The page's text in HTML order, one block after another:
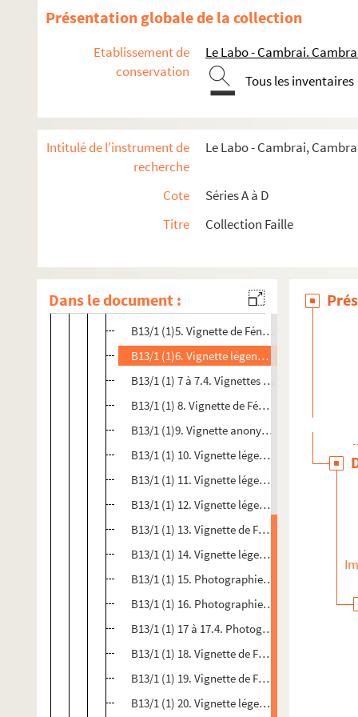
Présentation globale de la collection
Etablissement de
conservation
Le Labo - Cambrai.
Tous les inventaires
Intitulé de l'instrument de
recherche
Le Labo - Cambrai,
Cote
Séries A à D
Titre
Collection Faille
Dans le document :
B8. Pièces concernant l'édition du Télémaque de
B9. Pièces concernant le marquis de Fénelon,
B10. Pièces concernant le marquis de Fénelon,
B11. Pièces concernant l'iconographie autour de
B12. Pièces concernant l'iconographie autour de
B13. Pièces concernant l'iconographie autour de
B13/1. Divers types de représentations autour de
B13/1 (1). Vignettes de Fénelon
B13/1 ( 1 )1. Vignettes représentant Fénelon,
B13/1 ( 1) 3 à 3 bis. Vignettes de Fénelon
B13/1 (1)4. Vignette de Fénelon gravée par
B13/1 (1)5. Vignette de Fénelon gravée par
B13/1 (1)6. Vignette légendée de Fénelon
B13/1 (1) 7 à 7.4. Vignettes légendées de
B13/1 (1) 8. Vignette de Fénelon gravée par
B13/1 (1)9. Vignette anonyme de Fénelon
B13/1 (1) 10. Vignette légendée de Fénelon
B13/1 (1) 11. Vignette légendée et anonyme de
B13/1 (1) 12. Vignette légendée de Fénelon
B13/1 (1) 13. Vignette de Fénelon gravée par
B13/1 (1) 14. Vignette légendée de Fénelon
B13/1 (1) 15. Photographie d'un portrait
B13/1 (1) 16. Photographie du portrait de
B13/1 (1) 17 à 17.4. Photographie et
B13/1 (1) 18. Vignette de Fénelon gravée par
B13/1 (1) 19. Vignette de Fénelon gravée par
B13/1 (1) 20. Vignette légendée de Fénelon